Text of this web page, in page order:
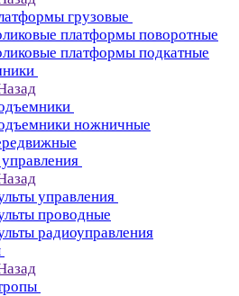
грузовые
платформы поворотные
платформы подкатные
ножничные
управления
проводные
радиоуправления